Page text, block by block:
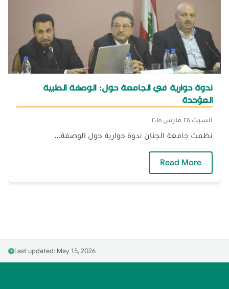
ندوة حوارية في الجامعة حول: الوصفة الطبية
الموّحدة
السبت ٢٨ مارس ٢٠١٥
نظمت جامعة الجنان ندوة حوارية حول الوصفة...
Read More
Last updated: May 15, 2026